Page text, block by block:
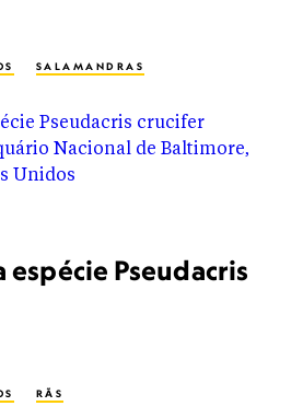
SALAMANDRAS
espécie Pseudacris
RÃS